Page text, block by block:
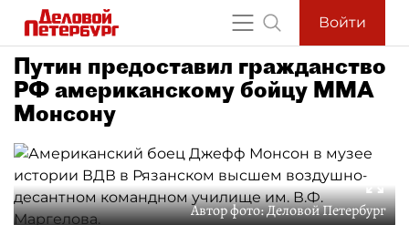
Войти
Путин предоставил гражданство
РФ американскому бойцу ММА
Монсону
Автор фото:Деловой Петербург